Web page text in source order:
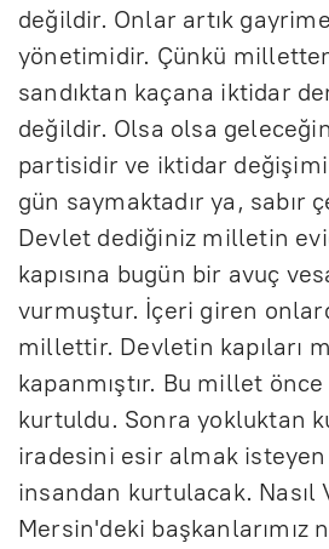
değildir. Onlar artık
yönetimidir. Çünkü
sandıktan kaçana iktidar
değildir. Olsa olsa
partisidir ve iktidar
gün saymaktadır ya, sabır
Devlet dediğiniz milletin
kapısına bugün bir avuç
vurmuştur. İçeri giren
millettir. Devletin kapıları
kapanmıştır. Bu millet
kurtuldu. Sonra yokluktan
iradesini esir almak
insandan kurtulacak. Nasıl
Mersin'deki başkanlarımız